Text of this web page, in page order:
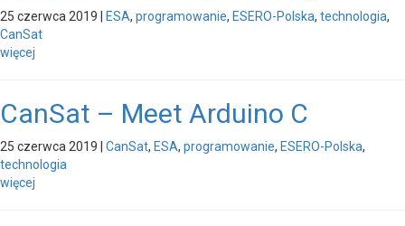
25 czerwca 2019 | ESA, programowanie, ESERO-Polska, technologia,
CanSat
więcej
CanSat – Meet Arduino C
25 czerwca 2019 | CanSat, ESA, programowanie, ESERO-Polska,
technologia
więcej